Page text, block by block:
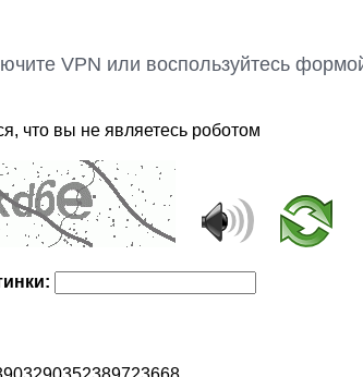
VPN или воспользуйтесь
что вы не являетесь роботом